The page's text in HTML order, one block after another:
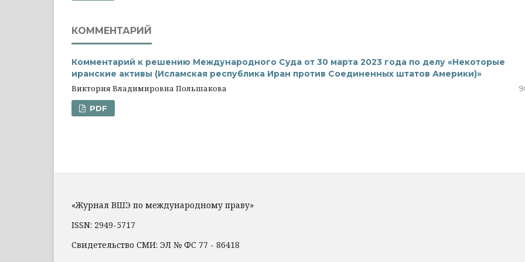
КОММЕНТАРИЙ
Комментарий к решению Международного Суда от 30 марта 2023 года по делу «Некоторые
иранские активы (Исламская республика Иран против Соединенных штатов Америки)»
Виктория Владимировна Польшакова
PDF
«Журнал ВШЭ по международному праву»
ISSN: 2949-5717
Свидетельство СМИ: ЭЛ № ФС 77 - 86418